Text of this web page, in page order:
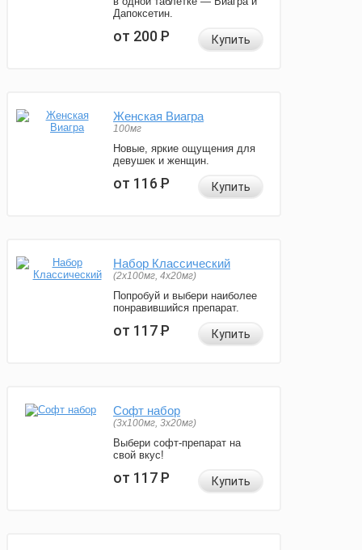
Дапоксетин.
от 200Р Купить
Женская Виагра
100мг
Новые, яркие ощущения для
девушек и женщин.
от 116Р Купить
Набор Классический
(2x100мг, 4x20мг)
Попробуй и выбери наиболее
понравившийся препарат.
от 117Р Купить
Софт набор
(3x100мг, 3x20мг)
Выбери софт-препарат на
свой вкус!
от 117Р Купить